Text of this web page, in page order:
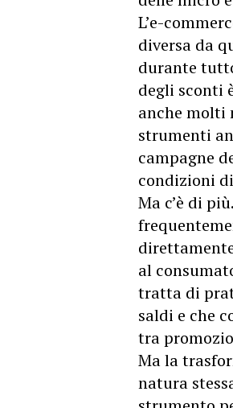
L’e-
diversa da
durante
degli sconti
anche molti
strumenti
campagne
condizioni
Ma c’è di
al
tratta di
saldi e che
tra
Ma la
natura